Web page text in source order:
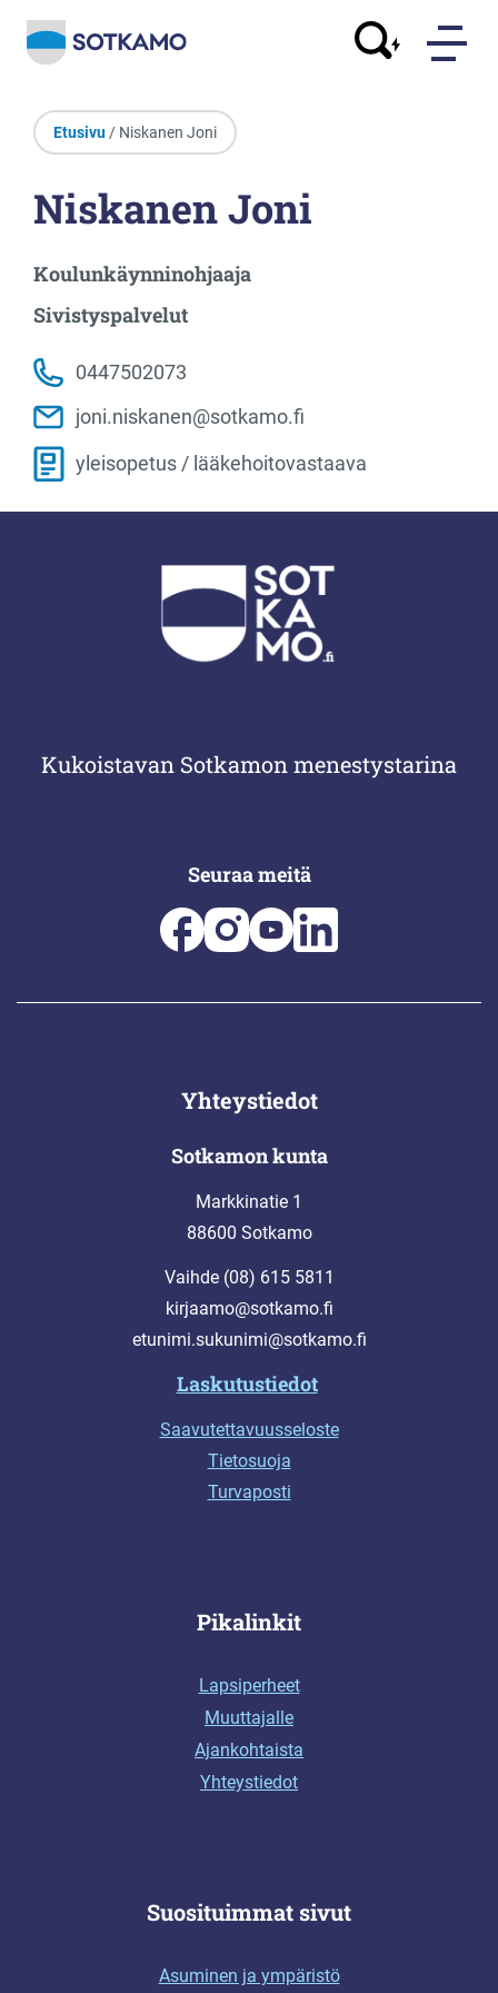
Etusivu / Niskanen Joni
Niskanen Joni
Koulunkäynninohjaaja
Sivistyspalvelut
0447502073
joni.niskanen@sotkamo.fi
yleisopetus / lääkehoitovastaava
Kukoistavan Sotkamon menestystarina
Seuraa meitä
Yhteystiedot
Sotkamon kunta
Markkinatie 1
88600 Sotkamo
Vaihde (08) 615 5811
kirjaamo@sotkamo.fi
etunimi.sukunimi@sotkamo.fi
Laskutustiedot
Saavutettavuusseloste
Tietosuoja
Turvaposti
Pikalinkit
Lapsiperheet
Muuttajalle
Ajankohtaista
Yhteystiedot
Suosituimmat sivut
Asuminen ja ympäristö